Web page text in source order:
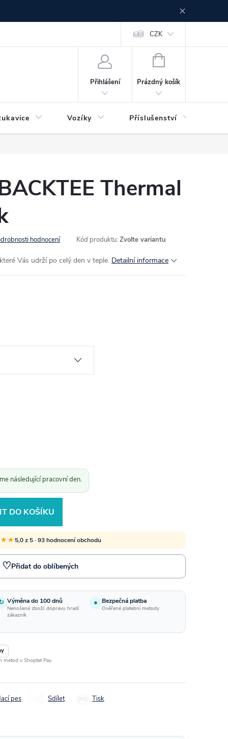
CZK
Přihlášení
NÁKUPNÍ
Prázdný košík
Vozíky Příslušenství
Thermal
hodnocení Kód produktu: Zvolte variantu
Vás udrží po celý den v teple. Detailní informace
následující pracovní den.
DO KOŠÍKU
5,0 z 5 · 93 hodnocení obchodu
♡Přidat do oblíbených
Výměna do 100 dnů
Nenošené zboží; dopravu hradí
zákazník
● Bezpečná platba
Ověřené platební metody
metod v Shoptet Pay.
Tisk
pes Sdílet